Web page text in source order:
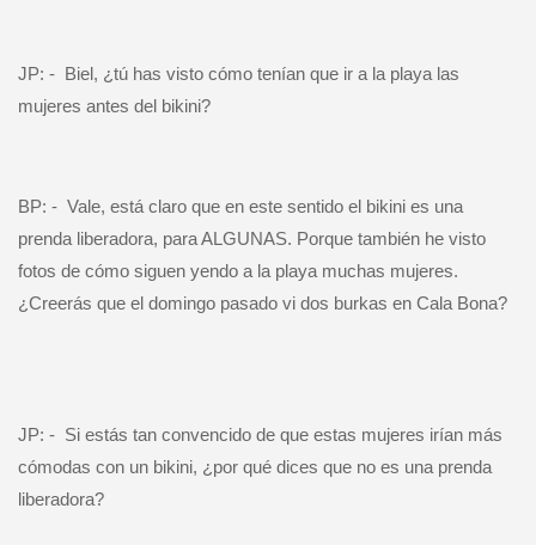
JP: - Biel, ¿tú has visto cómo tenían que ir a la playa las
mujeres antes del bikini?
BP: - Vale, está claro que en este sentido el bikini es una
prenda liberadora, para ALGUNAS. Porque también he visto
fotos de cómo siguen yendo a la playa muchas mujeres.
¿Creerás que el domingo pasado vi dos burkas en Cala Bona?
JP: - Si estás tan convencido de que estas mujeres irían más
cómodas con un bikini, ¿por qué dices que no es una prenda
liberadora?